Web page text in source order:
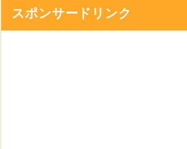
スポンサードリンク